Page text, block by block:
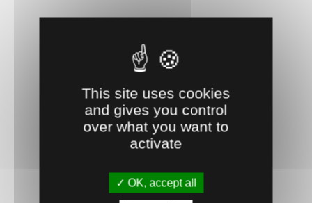
This site uses cookies
and gives you control
over what you want to
activate
OK, accept all